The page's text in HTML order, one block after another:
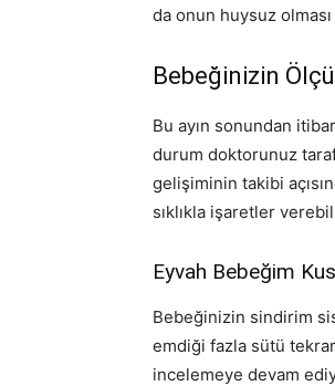
da onun huysuz
Bebeğinizin
Bu ayın sonundan
durum doktorunuz
gelişiminin takibi
sıklıkla işaretler
Eyvah Bebeğim
Bebeğinizin sindirim
emdiği fazla sütü
incelemeye devam